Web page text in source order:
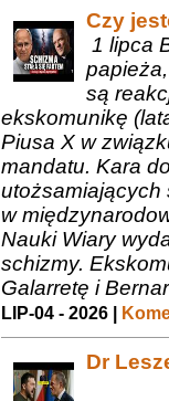
Czy
1 lipca
są
ekskomunikę
Piusa X w
mandatu. Kara
utożsamiających
w
Nauki Wiary
schizmy.
Galarretę i
LIP-04 - 2026 |
Dr